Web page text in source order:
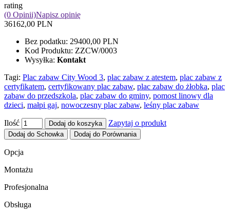
rating
(0 Opinii)Napisz opinię
36162,00 PLN
Bez podatku: 29400,00 PLN
Kod Produktu: ZZCW/0003
Wysyłka: Kontakt
Tagi: Plac zabaw City Wood 3, plac zabaw z atestem, plac zabaw z
certyfikatem, certyfikowany plac zabaw, plac zabaw do żłobka, plac
zabaw do przedszkola, plac zabaw do gminy, pomost linowy dla
dzieci, małpi gaj, nowoczesny plac zabaw, leśny plac zabaw
Ilość Dodaj do koszyka Zapytaj o produkt
Dodaj do Schowka Dodaj do Porównania
Opcja
Montażu
Profesjonalna
Obsługa